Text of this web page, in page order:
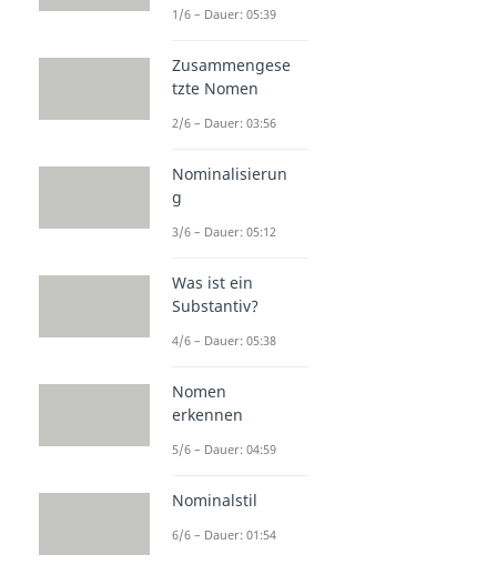
1/6 – Dauer: 05:39
Zusammengese
tzte Nomen
2/6 – Dauer: 03:56
Nominalisierun
g
3/6 – Dauer: 05:12
Was ist ein
Substantiv?
4/6 – Dauer: 05:38
Nomen
erkennen
5/6 – Dauer: 04:59
Nominalstil
6/6 – Dauer: 01:54